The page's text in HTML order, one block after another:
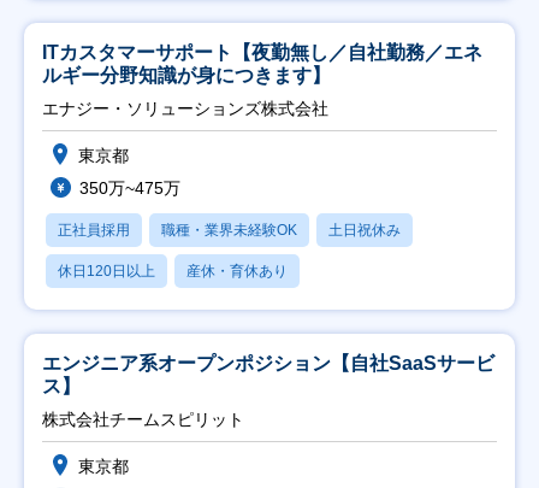
ITカスタマーサポート【夜勤無し／自社勤務／エネ
ルギー分野知識が身につきます】
エナジー・ソリューションズ株式会社
東京都
350万~475万
正社員採用 職種・業界未経験OK 土日祝休み
休日120日以上 産休・育休あり
エンジニア系オープンポジション【自社SaaSサービ
ス】
株式会社チームスピリット
東京都